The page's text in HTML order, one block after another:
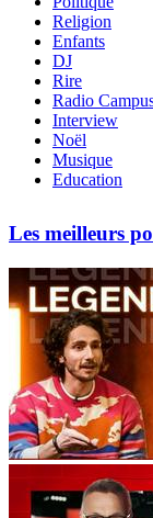
Religion
Enfants
DJ
Rire
Radio
Interview
Noël
Musique
Education
Les meilleurs